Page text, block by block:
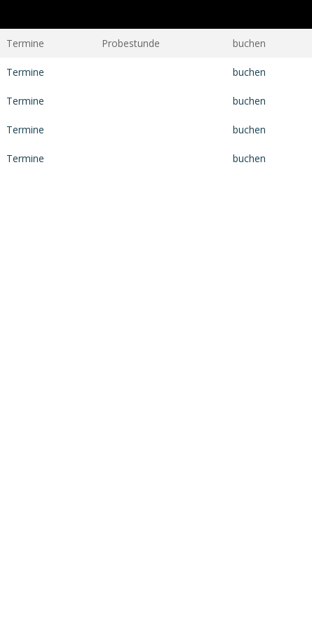
Termine Probestunde buchen
Termine buchen
Termine buchen
Termine buchen
Termine buchen